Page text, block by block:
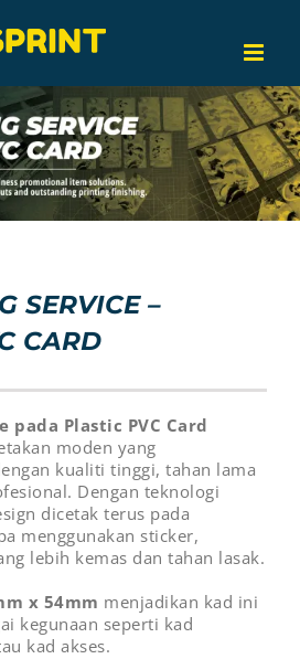
SERVICE –
CARD
pada Plastic PVC Card
moden yang
kualiti tinggi, tahan lama
Dengan teknologi
dicetak terus pada
menggunakan sticker,
lebih kemas dan tahan lasak.
x 54mm menjadikan kad ini
kegunaan seperti kad
kad akses.